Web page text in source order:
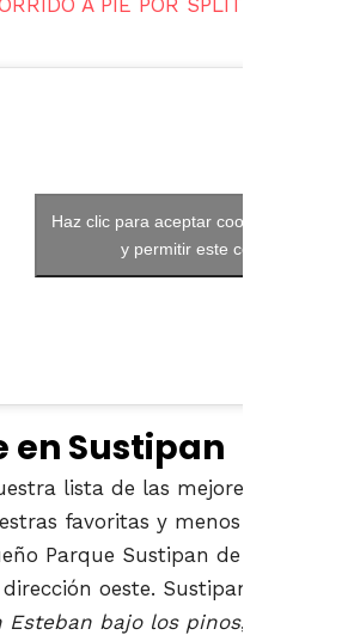
Haz clic para aceptar cookies de
y permitir este contenido
en Sustipan
lista de las mejores cosas
favoritas y menos conocida
Parque Sustipan de Split,
oeste. Sustipan debe su
Esteban bajo los pinos, que sirvió